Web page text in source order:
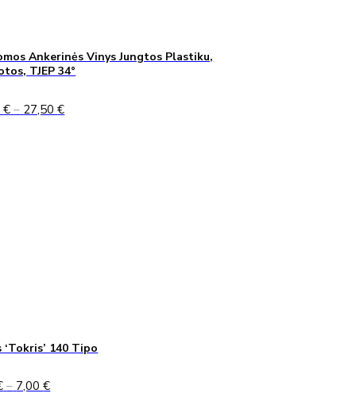
Ankerinės Vinys Jungtos Plastiku,
TJEP 34°
€ – 27,50€Price
‘Tokris’ 140 Tipo
– 7,00€Price